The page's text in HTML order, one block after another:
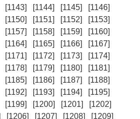
[1143] [1144] [1145]
[1146]
[1150] [1151] [1152]
[1153]
[1157] [1158] [1159]
[1160]
[1164] [1165] [1166]
[1167]
[1171] [1172] [1173]
[1174]
[1178] [1179] [1180]
[1181]
[1185] [1186] [1187]
[1188]
[1192] [1193] [1194]
[1195]
[1199] [1200] [1201]
[1202]
[1206] [1207] [1208]
[1209]